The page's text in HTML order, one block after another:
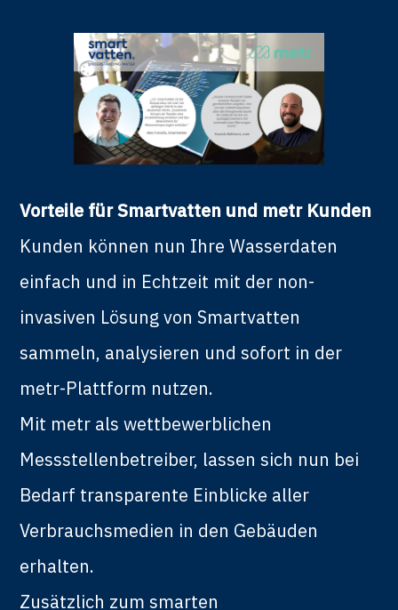
Vorteile für Smartvatten und metr Kunden
Kunden können nun Ihre Wasserdaten
einfach und in Echtzeit mit der non-
invasiven Lösung von Smartvatten
sammeln, analysieren und sofort in der
metr-Plattform nutzen.
Mit metr als wettbewerblichen
Messstellenbetreiber, lassen sich nun bei
Bedarf transparente Einblicke aller
Verbrauchsmedien in den Gebäuden
erhalten.
Zusätzlich zum smarten